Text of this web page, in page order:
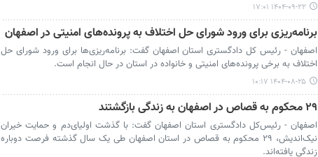
۱۴۰۴-۰۹-۲۲ ۱۷:۰۱
برنامه‌ریزی برای ورود شورای حل اختلاف به پرونده‌های امنیتی در اصفهان
اصفهان - رئیس کل دادگستری استان اصفهان گفت: برنامه‌ریزی‌ها برای ورود شورای حل
اختلاف به برخی پرونده‌های امنیتی و خانواده در استان در حال انجام است.
۱۴۰۴-۰۸-۲۵ ۱۰:۱۷
۲۹ محکوم به قصاص در اصفهان به زندگی بازگشتند
اصفهان - رئیس‌کل دادگستری استان اصفهان گفت: با گذشت اولیای‌دم و حمایت خیران
نیک‌اندیش، ۲۹ محکوم به قصاص در استان اصفهان طی یک سال گذشته فرصت دوباره
زندگی یافته‌اند.